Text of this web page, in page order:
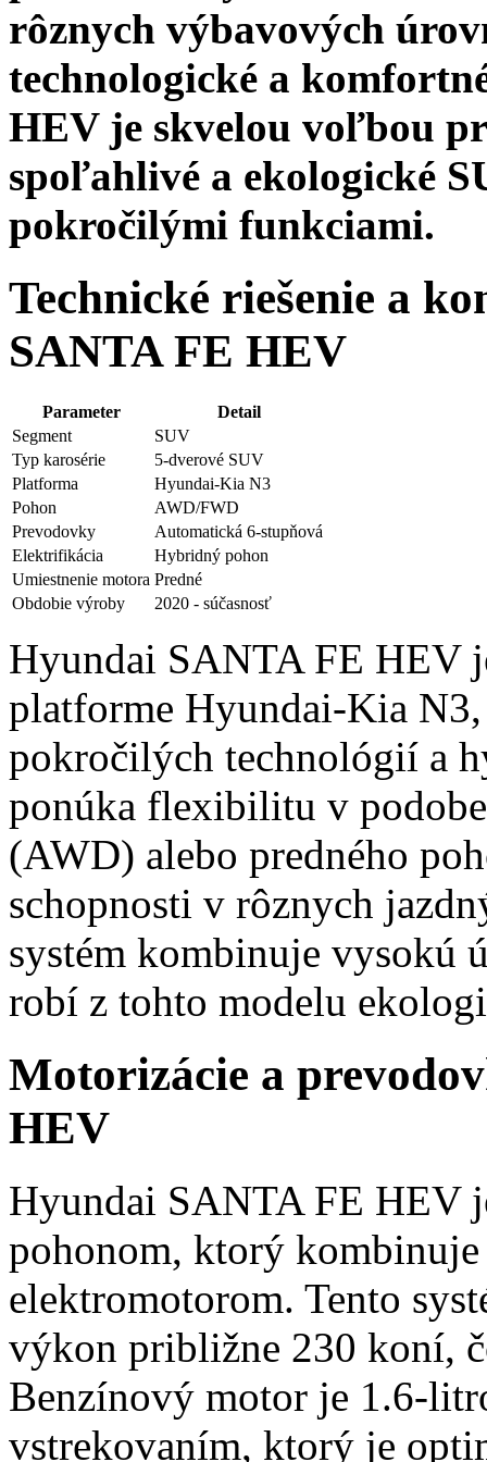
rôznych výbavových
technologické a
HEV je skvelou voľbou
spoľahlivé a ekologické
pokročilými funkciami.
Technické riešenie a
SANTA FE HEV
Parameter
Detail
Segment
SUV
Typ karosérie
5-dverové SUV
Platforma
Hyundai-Kia N3
Pohon
AWD/FWD
Prevodovky
Automatická 6-stupňová
Elektrifikácia
Hybridný pohon
Umiestnenie motora Predné
Obdobie výroby
2020 - súčasnosť
Hyundai SANTA FE HEV
platforme Hyundai-Kia
pokročilých technológií a
ponúka flexibilitu v
(AWD) alebo predného
schopnosti v rôznych
systém kombinuje vysokú
robí z tohto modelu
Motorizácie a
HEV
Hyundai SANTA FE HEV
pohonom, ktorý
elektromotorom. Tento
výkon približne 230 koní,
Benzínový motor je 1.6-
vstrekovaním, ktorý je